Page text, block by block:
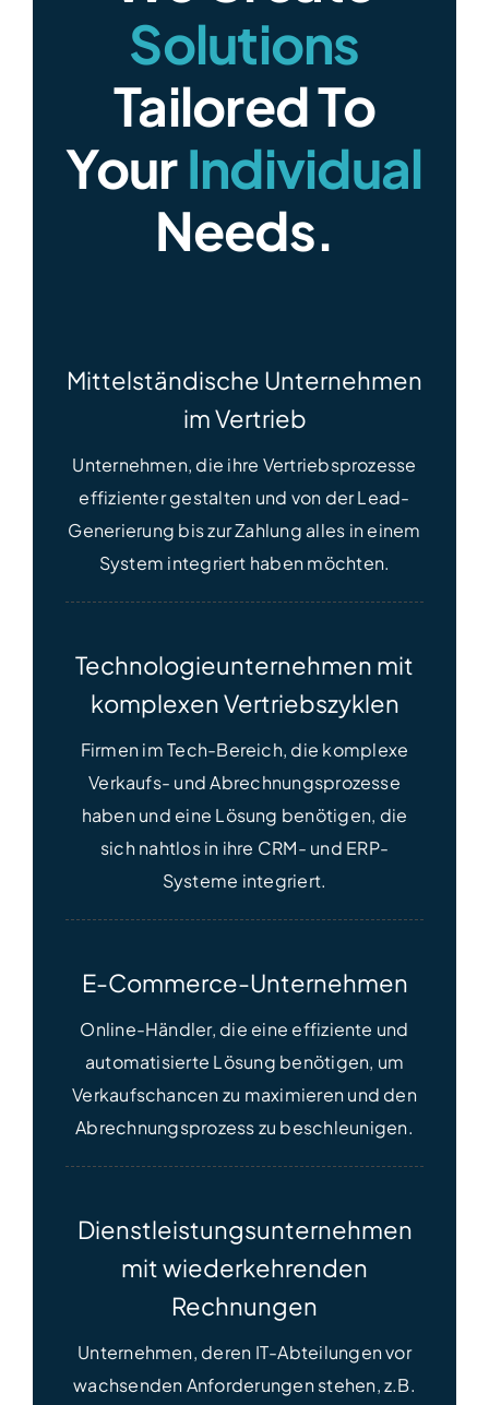
Solutions
Tailored To
YourIndividual
Needs.
Mittelständische Unternehmen
im Vertrieb
Unternehmen, die ihre Vertriebsprozesse
effizienter gestalten und von der Lead-
Generierung bis zur Zahlung alles in einem
System integriert haben möchten.
Technologieunternehmen mit
komplexen Vertriebszyklen
Firmen im Tech-Bereich, die komplexe
Verkaufs- und Abrechnungsprozesse
haben und eine Lösung benötigen, die
sich nahtlos in ihre CRM- und ERP-
Systeme integriert.
E-Commerce-Unternehmen
Online-Händler, die eine effiziente und
automatisierte Lösung benötigen, um
Verkaufschancen zu maximieren und den
Abrechnungsprozess zu beschleunigen.
Dienstleistungsunternehmen
mit wiederkehrenden
Rechnungen
Unternehmen, deren IT-Abteilungen vor
wachsenden Anforderungen stehen, z.B.